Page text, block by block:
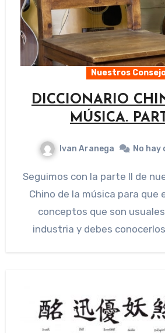
Nuestros
DICCIONARIO
MÚSICA.
Ivan Aranega No hay
Seguimos con la parte II de nuestro Diccionario
Chino de la música para que
conceptos que son
industria y debes